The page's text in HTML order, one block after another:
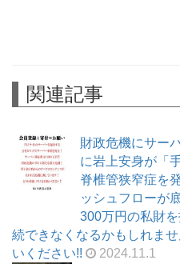
関連記事
財政危機にサー
に岩上安身が「
脊椎管狭窄症を
ッシュフローが
300万円の私財
続できなくなるかもしれま
いください!!
2024.11.1